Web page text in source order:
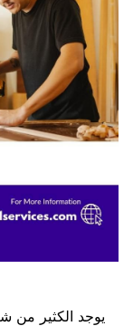
يوجد الكثير من